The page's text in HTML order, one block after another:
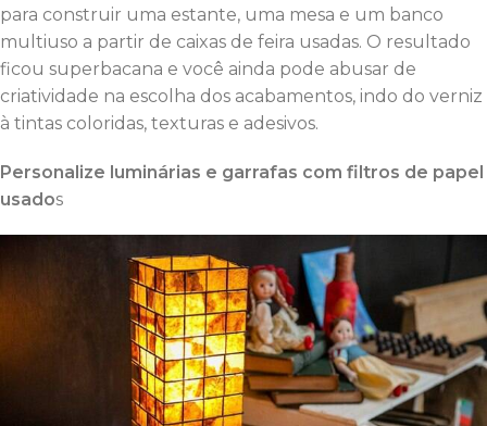
para construir uma estante, uma mesa e um banco
multiuso a partir de caixas de feira usadas. O resultado
ficou superbacana e você ainda pode abusar de
criatividade na escolha dos acabamentos, indo do verniz
à tintas coloridas, texturas e adesivos.
Personalize luminárias e garrafas com filtros de papel
usados